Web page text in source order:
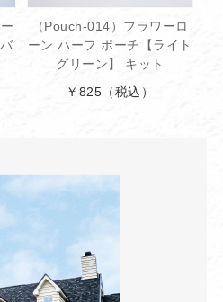
（Pouch-014）フラワーロ
ーン ハーフ ポーチ【ライト
グリーン】 キット
￥825 （税込）